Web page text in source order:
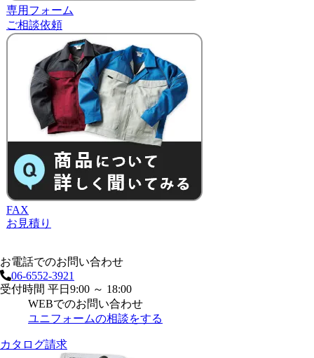
専用フォーム
ご相談依頼
FAX
お見積り
お電話でのお問い合わせ
06-6552-3921
受付時間 平日9:00 ～ 18:00
WEBでのお問い合わせ
ユニフォームの相談をする
カタログ請求